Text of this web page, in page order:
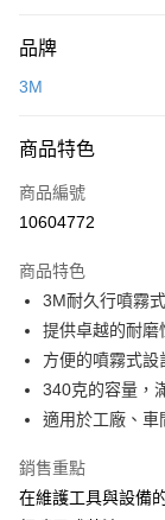
信用卡一次付款
LINE Pay
Apple Pay
悠遊付
Google Pay
AFTEE先享後付
相關說明
【關於「AFTEE先享
便利好安心！
１．簡單：不需註冊
２．便利：只要手機
運送方式
品牌
3M
商品特色
商品編號
10604772
商品特色
3M耐久行噴霧
提供卓越的耐磨
方便的噴霧式設
340克的容量，
適用於工廠、車
銷售重點
在維護工具與設備